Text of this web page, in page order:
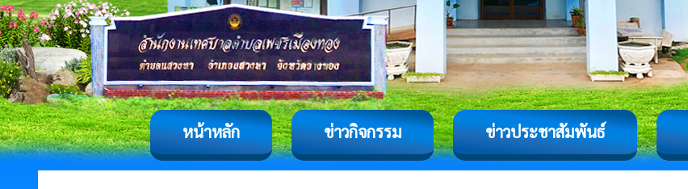
หน้าหลัก ข่าวกิจกรรม ข่าวประชาสัมพันธ์